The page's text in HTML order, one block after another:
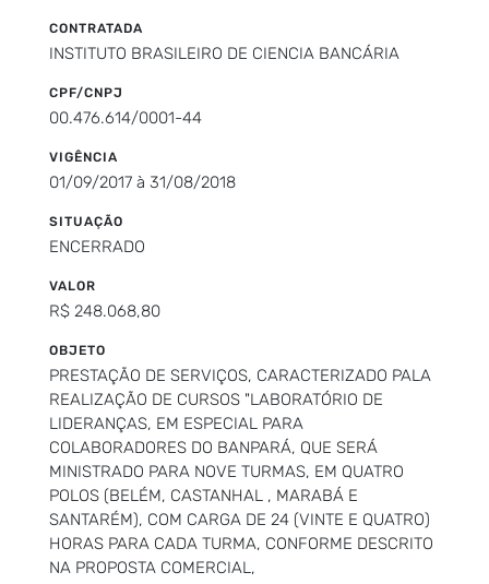
CONTRATADA
INSTITUTO BRASILEIRO DE CIENCIA BANCÁRIA
CPF/CNPJ
00.476.614/0001-44
VIGÊNCIA
01/09/2017 à 31/08/2018
SITUAÇÃO
ENCERRADO
VALOR
R$ 248.068,80
OBJETO
PRESTAÇÃO DE SERVIÇOS, CARACTERIZADO PALA
REALIZAÇÃO DE CURSOS "LABORATÓRIO DE
LIDERANÇAS, EM ESPECIAL PARA
COLABORADORES DO BANPARÁ, QUE SERÁ
MINISTRADO PARA NOVE TURMAS, EM QUATRO
POLOS (BELÉM, CASTANHAL , MARABÁ E
SANTARÉM), COM CARGA DE 24 (VINTE E QUATRO)
HORAS PARA CADA TURMA, CONFORME DESCRITO
NA PROPOSTA COMERCIAL,